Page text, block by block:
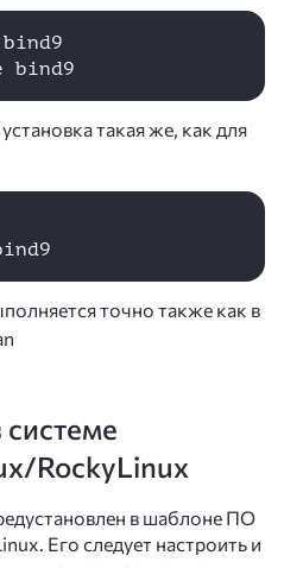
такая же, как для
точно также как в
системе
RockyLinux
в шаблоне ПО
Его следует настроить и